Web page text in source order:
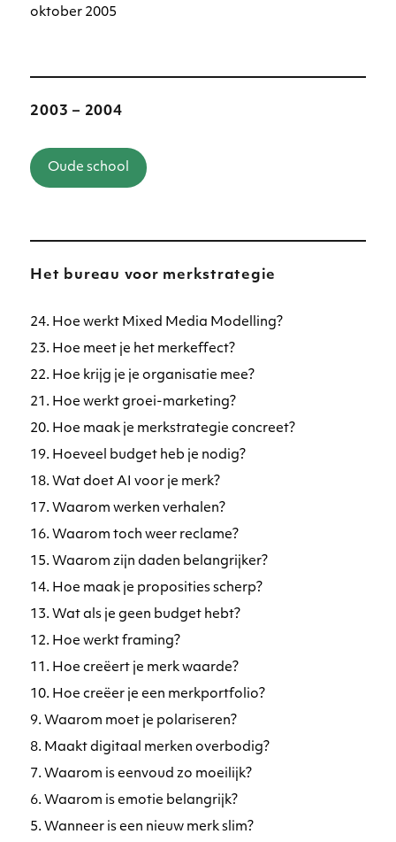
oktober 2005
2003 – 2004
Oude school
Het bureau voor merkstrategie
24. Hoe werkt Mixed Media Modelling?
23. Hoe meet je het merkeffect?
22. Hoe krijg je je organisatie mee?
21. Hoe werkt groei-marketing?
20. Hoe maak je merkstrategie concreet?
19. Hoeveel budget heb je nodig?
18. Wat doet AI voor je merk?
17. Waarom werken verhalen?
16. Waarom toch weer reclame?
15. Waarom zijn daden belangrijker?
14. Hoe maak je proposities scherp?
13. Wat als je geen budget hebt?
12. Hoe werkt framing?
11. Hoe creëert je merk waarde?
10. Hoe creëer je een merkportfolio?
9. Waarom moet je polariseren?
8. Maakt digitaal merken overbodig?
7. Waarom is eenvoud zo moeilijk?
6. Waarom is emotie belangrijk?
5. Wanneer is een nieuw merk slim?